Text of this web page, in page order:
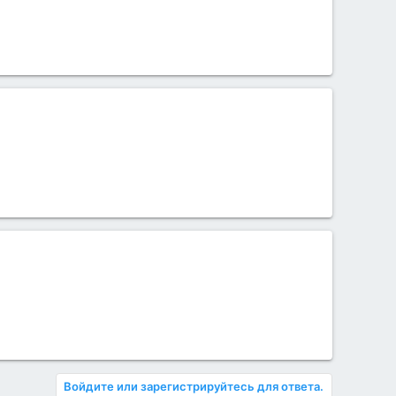
Войдите или зарегистрируйтесь для ответа.